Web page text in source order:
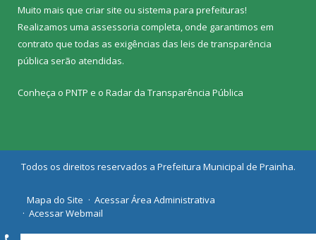
Muito mais que criar site ou sistema para prefeituras!
Realizamos uma assessoria completa, onde garantimos em
contrato que todas as exigências das leis de transparência
pública serão atendidas.
Conheça o PNTP e o Radar da Transparência Pública
Todos os direitos reservados a Prefeitura Municipal de Prainha.
Mapa do Site
Acessar Área Administrativa
Acessar Webmail